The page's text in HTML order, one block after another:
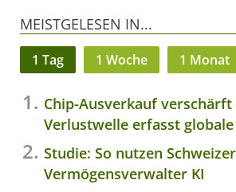
MEISTGELESEN IN...
1 Tag 1 Woche 1 Monat
Chip-Ausverkauf verschärft
Verlustwelle erfasst
Studie: So nutzen Schweizer
Vermögensverwalter KI